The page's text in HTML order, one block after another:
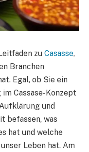
zu Casasse,
Branchen
Egal, ob Sie ein
Cassase-Konzept
und
befassen, was
hat und welche
Leben hat. Am